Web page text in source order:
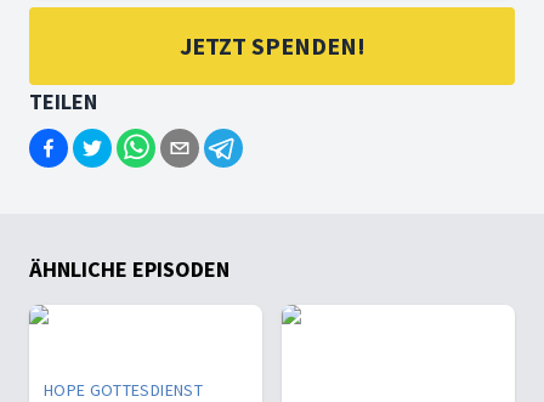
JETZT SPENDEN!
TEILEN
ÄHNLICHE EPISODEN
HOPE GOTTESDIENST